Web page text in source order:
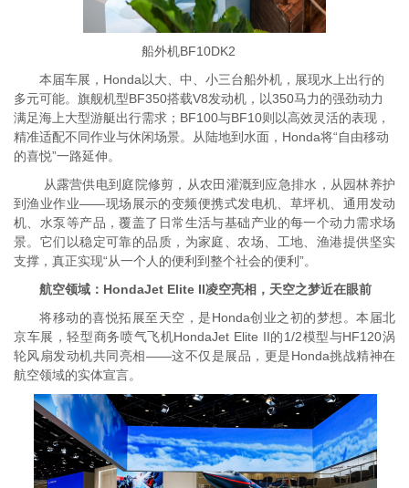
船外机BF10DK2
本届车展，Honda以大、中、小三台船外机，展现水上出行的
多元可能。旗舰机型BF350搭载V8发动机，以350马力的强劲动力
满足海上大型游艇出行需求； BF100与BF10则以高效灵活的表现，
精准适配不同作业与休闲场景。从陆地到水面，Honda将“自由移动
的喜悦”一路延伸。
从露营供电到庭院修剪，从农田灌溉到应急排水，从园林养护
到渔业作业——现场展示的变频便携式发电机、草坪机、通用发动
机、水泵等产品，覆盖了日常生活与基础产业的每一个动力需求场
景。它们以稳定可靠的品质，为家庭、农场、工地、渔港提供坚实
支撑，真正实现“从一个人的便利到整个社会的便利”。
航空领域：HondaJet Elite II凌空亮相，天空之梦近在眼前
将移动的喜悦拓展至天空，是Honda创业之初的梦想。本届北
京车展，轻型商务喷气飞机HondaJet Elite II的1/2模型与HF120涡
轮风扇发动机共同亮相——这不仅是展品，更是Honda挑战精神在
航空领域的实体宣言。